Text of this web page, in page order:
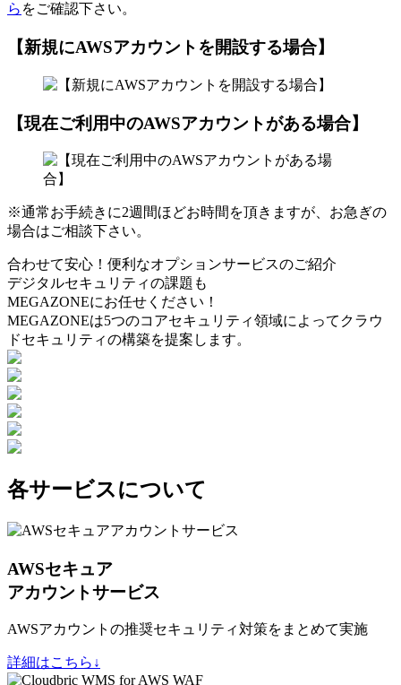
ら をご確認下さい。
【新規にAWSアカウントを開設する場合】
【現在ご利用中のAWSアカウントがある場合】
※通常お手続きに2週間ほどお時間を頂きますが、お急ぎの
場合はご相談下さい。
合わせて安心！便利なオプションサービスのご紹介
デジタルセキュリティの課題も
MEGAZONEにお任せください！
MEGAZONEは5つのコアセキュリティ領域によってクラウ
ドセキュリティの構築を提案します。
各サービスについて
AWSセキュア
アカウントサービス
AWSアカウントの推奨セキュリティ対策をまとめて実施
詳細はこちら↓